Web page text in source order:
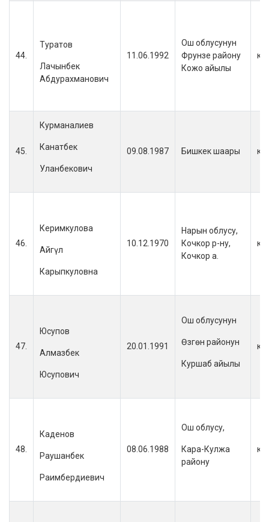
44.
Туратов
Лачынбек
Абдурахманович
11.06.1992
Ош облусунун
Фрунзе району
Кожо айылы
45.
Курманалиев
Канатбек
Уланбекович
09.08.1987 Бишкек шаары
46.
Керимкулова
Айгүл
Карыпкуловна
10.12.1970
Нарын облусу,
Кочкор р-ну,
Кочкор а.
47.
Юсупов
Алмазбек
Юсупович
20.01.1991
Ош облусунун
Өзгөн районун
Куршаб айылы
48.
Каденов
Раушанбек
Раимбердиевич
08.06.1988
Ош облусу,
Кара-Кулжа
району